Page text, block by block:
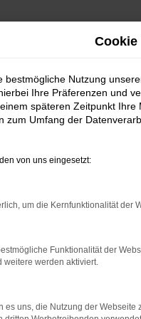
bestimmter Seiten
Cookie
bestmögliche Nutzung
Ihre Präferenzen und
späteren Zeitpunkt
zum Umfang der
von uns eingesetzt:
um die Kernfunktionalität der
Funktionalität der
weitere werden aktiviert.
es uns, die Nutzung der